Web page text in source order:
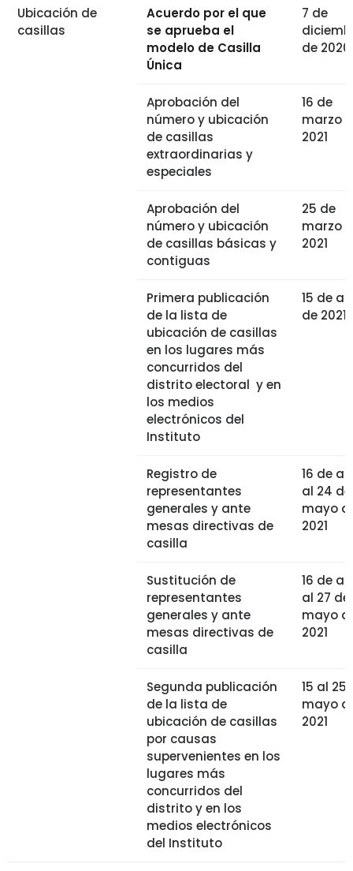
Ubicación de
casillas
Acuerdo por el que
se aprueba el
modelo de Casilla
Única
7 de
de 2020
Aprobación del
número y ubicación
de casillas
extraordinarias y
especiales
16 de
marzo
2021
Aprobación del
número y ubicación
de casillas básicas y
contiguas
25 de
marzo
2021
Primera publicación
de la lista de
ubicación de casillas
en los lugares más
concurridos del
distrito electoral y en
los medios
electrónicos del
Instituto
15 de
de 2021
Registro de
representantes
generales y ante
mesas directivas de
casilla
16 de
al 24 de
mayo
2021
Sustitución de
representantes
generales y ante
mesas directivas de
casilla
16 de
al 27 de
mayo
2021
Segunda publicación
de la lista de
ubicación de casillas
por causas
supervenientes en los
lugares más
concurridos del
distrito y en los
medios electrónicos
del Instituto
15 al 25
mayo
2021